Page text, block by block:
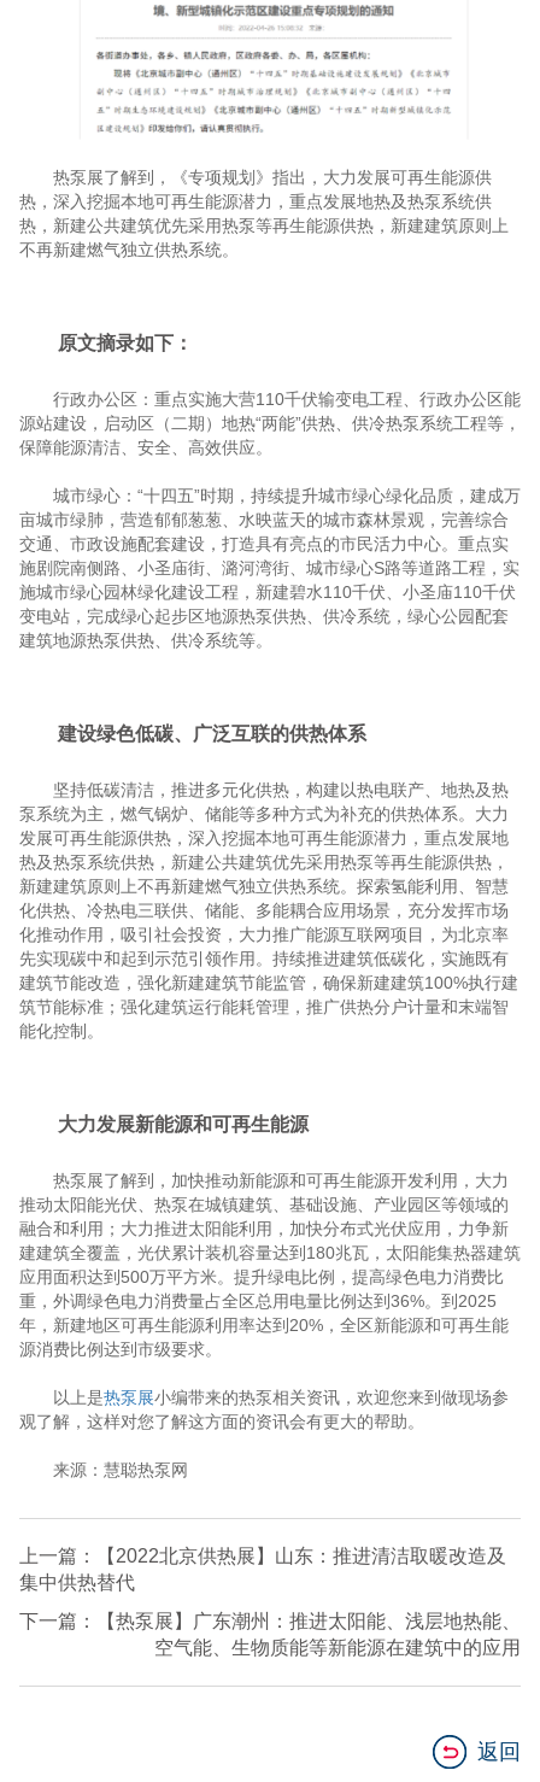
热泵展了解到，《专项规划》指出，大力发展可再生能源供
热，深入挖掘本地可再生能源潜力，重点发展地热及热泵系统供
热，新建公共建筑优先采用热泵等再生能源供热，新建建筑原则上
不再新建燃气独立供热系统。
原文摘录如下：
行政办公区：重点实施大营110千伏输变电工程、行政办公区能
源站建设，启动区（二期）地热“两能”供热、供冷热泵系统工程等，
保障能源清洁、安全、高效供应。
城市绿心：“十四五”时期，持续提升城市绿心绿化品质，建成万
亩城市绿肺，营造郁郁葱葱、水映蓝天的城市森林景观，完善综合
交通、市政设施配套建设，打造具有亮点的市民活力中心。重点实
施剧院南侧路、小圣庙街、潞河湾街、城市绿心S路等道路工程，实
施城市绿心园林绿化建设工程，新建碧水110千伏、小圣庙110千伏
变电站，完成绿心起步区地源热泵供热、供冷系统，绿心公园配套
建筑地源热泵供热、供冷系统等。
建设绿色低碳、广泛互联的供热体系
坚持低碳清洁，推进多元化供热，构建以热电联产、地热及热
泵系统为主，燃气锅炉、储能等多种方式为补充的供热体系。大力
发展可再生能源供热，深入挖掘本地可再生能源潜力，重点发展地
热及热泵系统供热，新建公共建筑优先采用热泵等再生能源供热，
新建建筑原则上不再新建燃气独立供热系统。探索氢能利用、智慧
化供热、冷热电三联供、储能、多能耦合应用场景，充分发挥市场
化推动作用，吸引社会投资，大力推广能源互联网项目，为北京率
先实现碳中和起到示范引领作用。持续推进建筑低碳化，实施既有
建筑节能改造，强化新建建筑节能监管，确保新建建筑100%执行建
筑节能标准；强化建筑运行能耗管理，推广供热分户计量和末端智
能化控制。
大力发展新能源和可再生能源
热泵展了解到，加快推动新能源和可再生能源开发利用，大力
推动太阳能光伏、热泵在城镇建筑、基础设施、产业园区等领域的
融合和利用；大力推进太阳能利用，加快分布式光伏应用，力争新
建建筑全覆盖，光伏累计装机容量达到180兆瓦，太阳能集热器建筑
应用面积达到500万平方米。提升绿电比例，提高绿色电力消费比
重，外调绿色电力消费量占全区总用电量比例达到36%。到2025
年，新建地区可再生能源利用率达到20%，全区新能源和可再生能
源消费比例达到市级要求。
以上是热泵展小编带来的热泵相关资讯，欢迎您来到做现场参
观了解，这样对您了解这方面的资讯会有更大的帮助。
来源：慧聪热泵网
上一篇：【2022北京供热展】山东：推进清洁取暖改造及
集中供热替代
下一篇：【热泵展】广东潮州：推进太阳能、浅层地热能、
空气能、生物质能等新能源在建筑中的应用
返回